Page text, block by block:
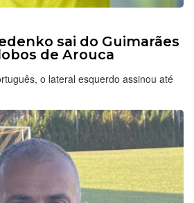
sai do Guimarães
de Arouca
o lateral esquerdo assinou até